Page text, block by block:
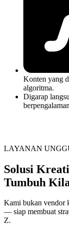
Konten yang
algoritma.
Digarap
LAYANAN
Solusi
Tumbuh
Kami bukan vendor
— siap membuat
Z.